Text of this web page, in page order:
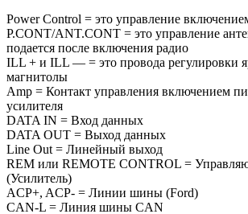
Power Control = это управление
P.CONT/ANT.CONT = это управление
подается после включения радио
ILL + и ILL — = это провода регулировки
магнитолы
Amp = Контакт управления включением
усилителя
DATA IN = Вход данных
DATA OUT = Выход данных
Line Out = Линейный выход
REM или REMOTE CONTROL =
(Усилитель)
ACP+, ACP- = Линии шины (Ford)
CAN-L = Линия шины CAN